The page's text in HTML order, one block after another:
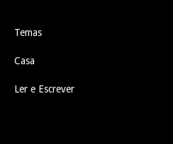
Temas
Casa
Ler e Escrever